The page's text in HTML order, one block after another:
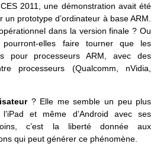
2011, une démonstration avait été
un prototype d’ordinateur à base ARM.
dans la version finale ? Ou
elles faire tourner que les
pour processeurs ARM, avec des
processeurs (Qualcomm, nVidia,
? Elle me semble un peu plus
et même d’Android avec ses
c’est la liberté donnée aux
qui peut générer ce phénomène.